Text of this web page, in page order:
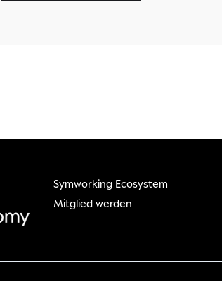
Symworking Ecosystem
Mitglied werden